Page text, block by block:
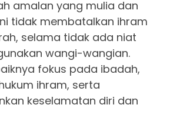
amalan yang mulia dan
tidak membatalkan ihram
selama tidak ada niat
wangi-wangian.
fokus pada ibadah,
ihram, serta
keselamatan diri dan